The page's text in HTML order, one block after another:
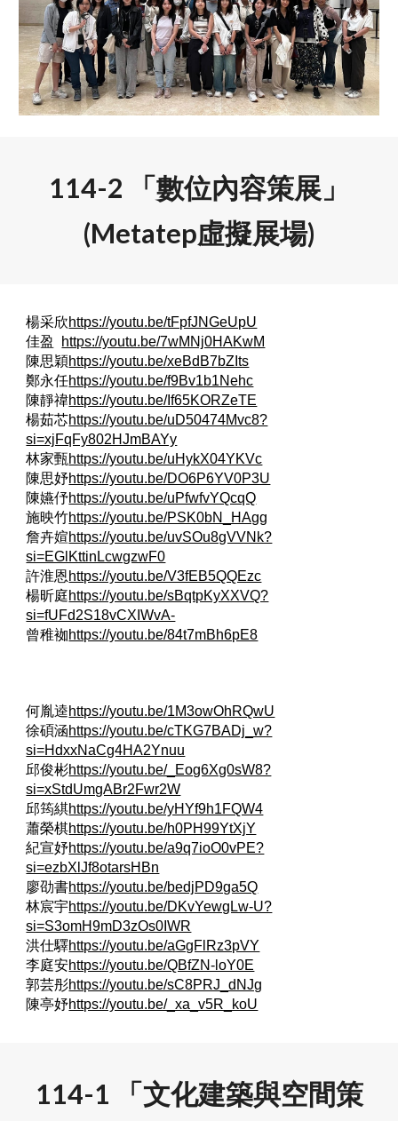
114-2 「數位內容策展 」
(Metatep虛擬展場)
楊采欣https://youtu.be/tFpfJNGeUpU
佳盈 https://youtu.be/7wMNj0HAKwM
陳思穎https://youtu.be/xeBdB7bZIts
鄭永任https://youtu.be/f9Bv1b1Nehc
陳靜禕https://youtu.be/If65KORZeTE
楊茹芯https://youtu.be/uD50474Mvc8?
si=xjFqFy802HJmBAYy
林家甄https://youtu.be/uHykX04YKVc
陳思妤https://youtu.be/DO6P6YV0P3U
陳嬿伃https://youtu.be/uPfwfvYQcqQ
施映竹https://youtu.be/PSK0bN_HAgg
詹卉媗https://youtu.be/uvSOu8gVVNk?
si=EGlKttinLcwgzwF0
許淮恩 https://youtu.be/V3fEB5QQEzc
楊昕庭https://youtu.be/sBqtpKyXXVQ?
si=fUFd2S18vCXIWvA-
曾稚袽https://youtu.be/84t7mBh6pE8
何胤逵https://youtu.be/1M3owOhRQwU
徐碩涵https://youtu.be/cTKG7BADj_w?
si=HdxxNaCg4HA2Ynuu
邱俊彬https://youtu.be/_Eog6Xg0sW8?
si=xStdUmgABr2Fwr2W
邱筠綨https://youtu.be/yHYf9h1FQW4
蕭榮棋https://youtu.be/h0PH99YtXjY
紀宣妤https://youtu.be/a9q7ioO0vPE?
si=ezbXlJf8otarsHBn
廖劭書https://youtu.be/bedjPD9ga5Q
林宸宇https://youtu.be/DKvYewgLw-U?
si=S3omH9mD3zOs0IWR
洪仕驛https://youtu.be/aGgFlRz3pVY
李庭安https://youtu.be/QBfZN-loY0E
郭芸彤https://youtu.be/sC8PRJ_dNJg
陳亭妤https://youtu.be/_xa_v5R_koU
114-1 「文化建築與空間策